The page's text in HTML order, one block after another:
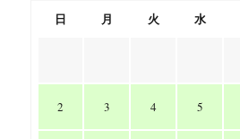
日 月 火 水
2 3 4 5